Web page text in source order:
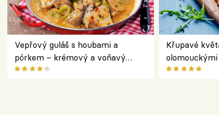
Vepřový guláš s houbami a
pórkem – krémový a voňavý
pokrm z jednoho hrnce
Křupavé
bezlepkový